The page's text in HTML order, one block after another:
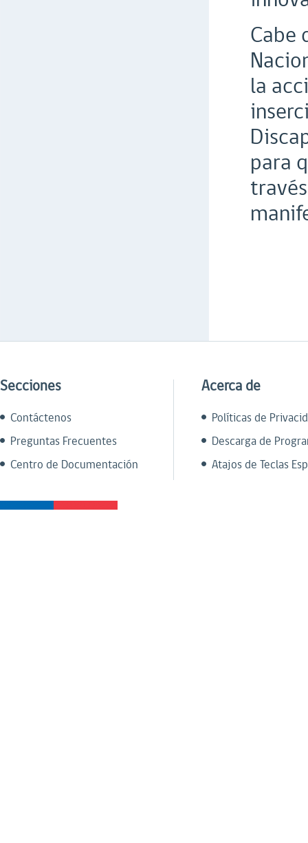
Cabe
la
para
Secciones
Contáctenos
Preguntas Frecuentes
Centro de Documentación
Acerca de
Políticas de
Descarga de
Atajos de Teclas